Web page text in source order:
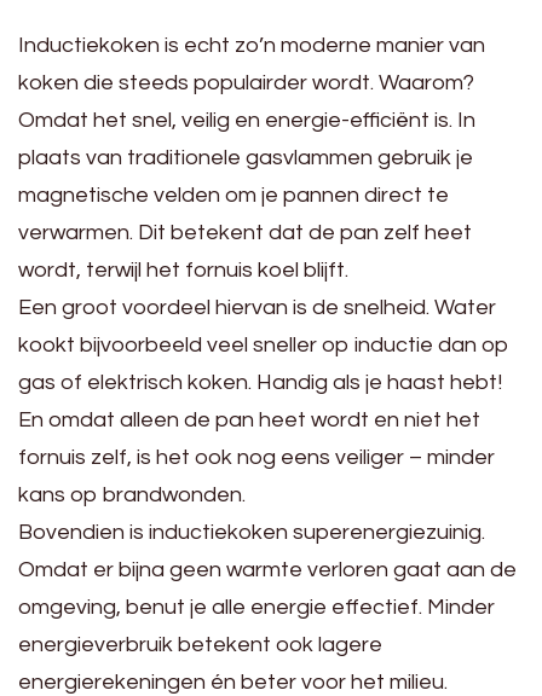
Inductiekoken is echt zo’n moderne manier van
koken die steeds populairder wordt. Waarom?
Omdat het snel, veilig en energie-efficiënt is. In
plaats van traditionele gasvlammen gebruik je
magnetische velden om je pannen direct te
verwarmen. Dit betekent dat de pan zelf heet
wordt, terwijl het fornuis koel blijft.
Een groot voordeel hiervan is de snelheid. Water
kookt bijvoorbeeld veel sneller op inductie dan op
gas of elektrisch koken. Handig als je haast hebt!
En omdat alleen de pan heet wordt en niet het
fornuis zelf, is het ook nog eens veiliger – minder
kans op brandwonden.
Bovendien is inductiekoken superenergiezuinig.
Omdat er bijna geen warmte verloren gaat aan de
omgeving, benut je alle energie effectief. Minder
energieverbruik betekent ook lagere
energierekeningen én beter voor het milieu.